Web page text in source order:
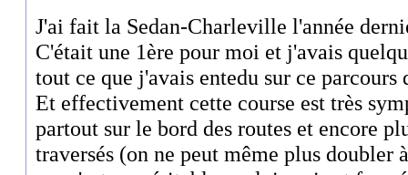
J'ai fait la Sedan-Charleville l'année
C'était une 1ère pour moi et j'avais
tout ce que j'avais entedu sur ce parcours
Et effectivement cette course est très
partout sur le bord des routes et encore
traversés (on ne peut même plus